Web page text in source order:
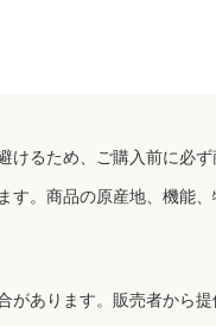
るため、ご購入前に必
。商品の原産地、機能
あります。販売者から